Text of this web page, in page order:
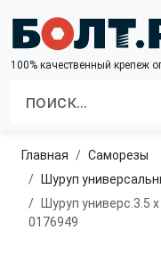
100% качественный крепеж
Главная саморезы
шуруп универсальный,
шуруп универс.3.5 х 17 б.ц. потай PZ код позиции
0176949